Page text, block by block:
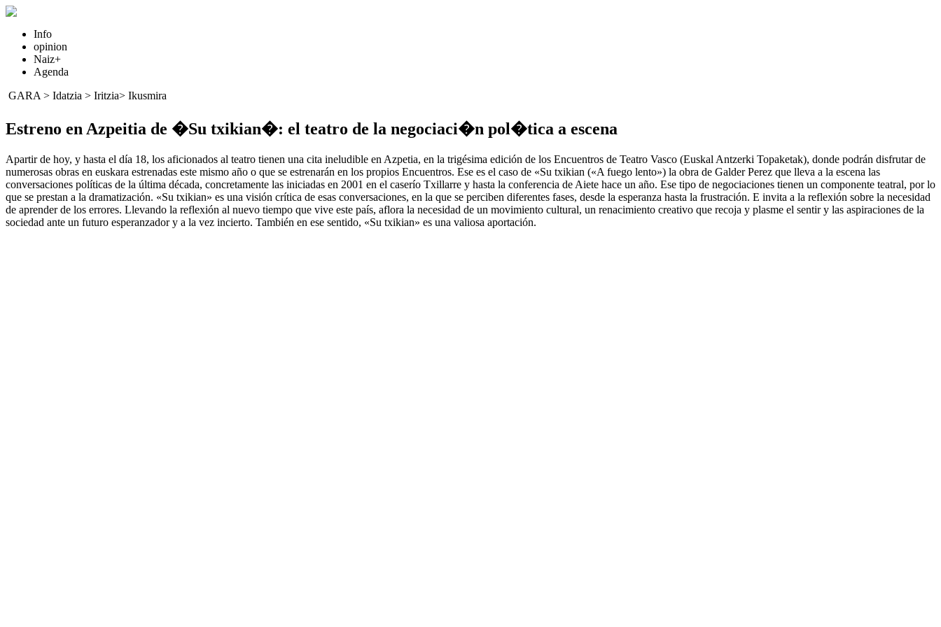
Info
opinion
Naiz+
Agenda
GARA > Idatzia > Iritzia> Ikusmira
Estreno en Azpeitia de �Su txikian�: el teatro de la negociaci�n pol�tica a escena
Apartir de hoy, y hasta el día 18, los aficionados al teatro tienen una cita ineludible en Azpetia, en la trigésima edición de los Encuentros de Teatro Vasco (Euskal Antzerki Topaketak), donde podrán disfrutar de
numerosas obras en euskara estrenadas este mismo año o que se estrenarán en los propios Encuentros. Ese es el caso de «Su txikian («A fuego lento») la obra de Galder Perez que lleva a la escena las
conversaciones políticas de la última década, concretamente las iniciadas en 2001 en el caserío Txillarre y hasta la conferencia de Aiete hace un año. Ese tipo de negociaciones tienen un componente teatral, por lo
que se prestan a la dramatización. «Su txikian» es una visión crítica de esas conversaciones, en la que se perciben diferentes fases, desde la esperanza hasta la frustración. E invita a la reflexión sobre la necesidad
de aprender de los errores. Llevando la reflexión al nuevo tiempo que vive este país, aflora la necesidad de un movimiento cultural, un renacimiento creativo que recoja y plasme el sentir y las aspiraciones de la
sociedad ante un futuro esperanzador y a la vez incierto. También en ese sentido, «Su txikian» es una valiosa aportación.